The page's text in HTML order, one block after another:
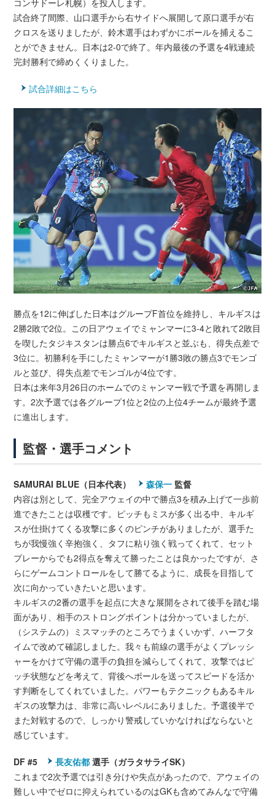
試合終了間際、山口選手から右サイドへ展開して原口選手が右
クロスを送りましたが、鈴木選手はわずかにボールを捕えるこ
とができません。日本は2-0で終了。年内最後の予選を4戦連続
完封勝利で締めくくりました。
試合詳細はこちら
勝点を12に伸ばした日本はグループF首位を維持し、キルギスは
2勝2敗で2位。この日アウェイでミャンマーに3-4と敗れて2敗目
を喫したタジキスタンは勝点6でキルギスと並ぶも、得失点差で
3位に。初勝利を手にしたミャンマーが1勝3敗の勝点3でモンゴ
ルと並び、得失点差でモンゴルが4位です。
日本は来年3月26日のホームでのミャンマー戦で予選を再開しま
す。2次予選では各グループ1位と2位の上位4チームが最終予選
に進出します。
監督・選手コメント
SAMURAI BLUE（日本代表） 森保一 監督
内容は別として、完全アウェイの中で勝点3を積み上げて一歩前
進できたことは収穫です。ピッチもミスが多く出る中、キルギ
スが仕掛けてくる攻撃に多くのピンチがありましたが、選手た
ちが我慢強く辛抱強く、タフに粘り強く戦ってくれて、セット
プレーからでも2得点を奪えて勝ったことは良かったですが、さ
らにゲームコントロールをして勝てるように、成長を目指して
次に向かっていきたいと思います。
キルギスの2番の選手を起点に大きな展開をされて後手を踏む場
面があり、相手のストロングポイントは分かっていましたが、
（システムの）ミスマッチのところでうまくいかず、ハーフタ
イムで改めて確認しました。我々も前線の選手がよくプレッシ
ャーをかけて守備の選手の負担を減らしてくれて、攻撃ではピ
ッチ状態などを考えて、背後へボールを送ってスピードを活か
す判断をしてくれていました。パワーもテクニックもあるキル
ギスの攻撃力は、非常に高いレベルにありました。予選後半で
また対戦するので、しっかり警戒していかなければならないと
感じています。
DF #5 長友佑都 選手（ガラタサライSK）
これまで2次予選では引き分けや失点があったので、アウェイの
難しい中でゼロに抑えられているのはGKも含めてみんなで守備